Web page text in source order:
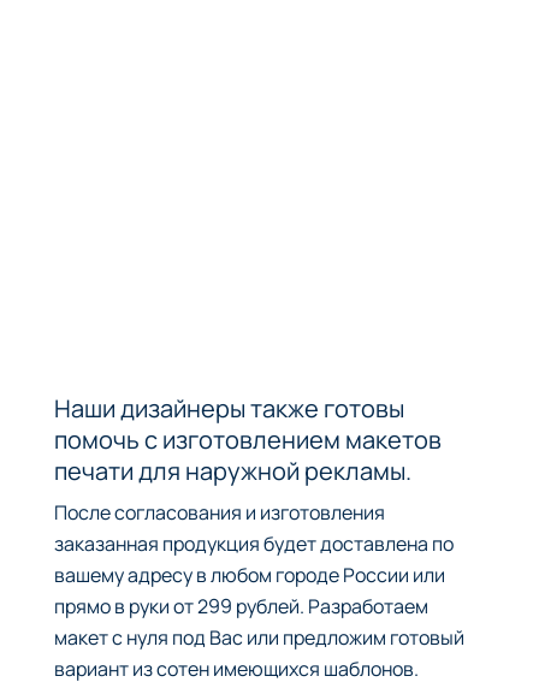
Наши дизайнеры также готовы
помочь с изготовлением макетов
печати для наружной рекламы.
После согласования и изготовления
заказанная продукция будет доставлена по
вашему адресу в любом городе России или
прямо в руки от 299 рублей. Разработаем
макет с нуля под Вас или предложим готовый
вариант из сотен имеющихся шаблонов.